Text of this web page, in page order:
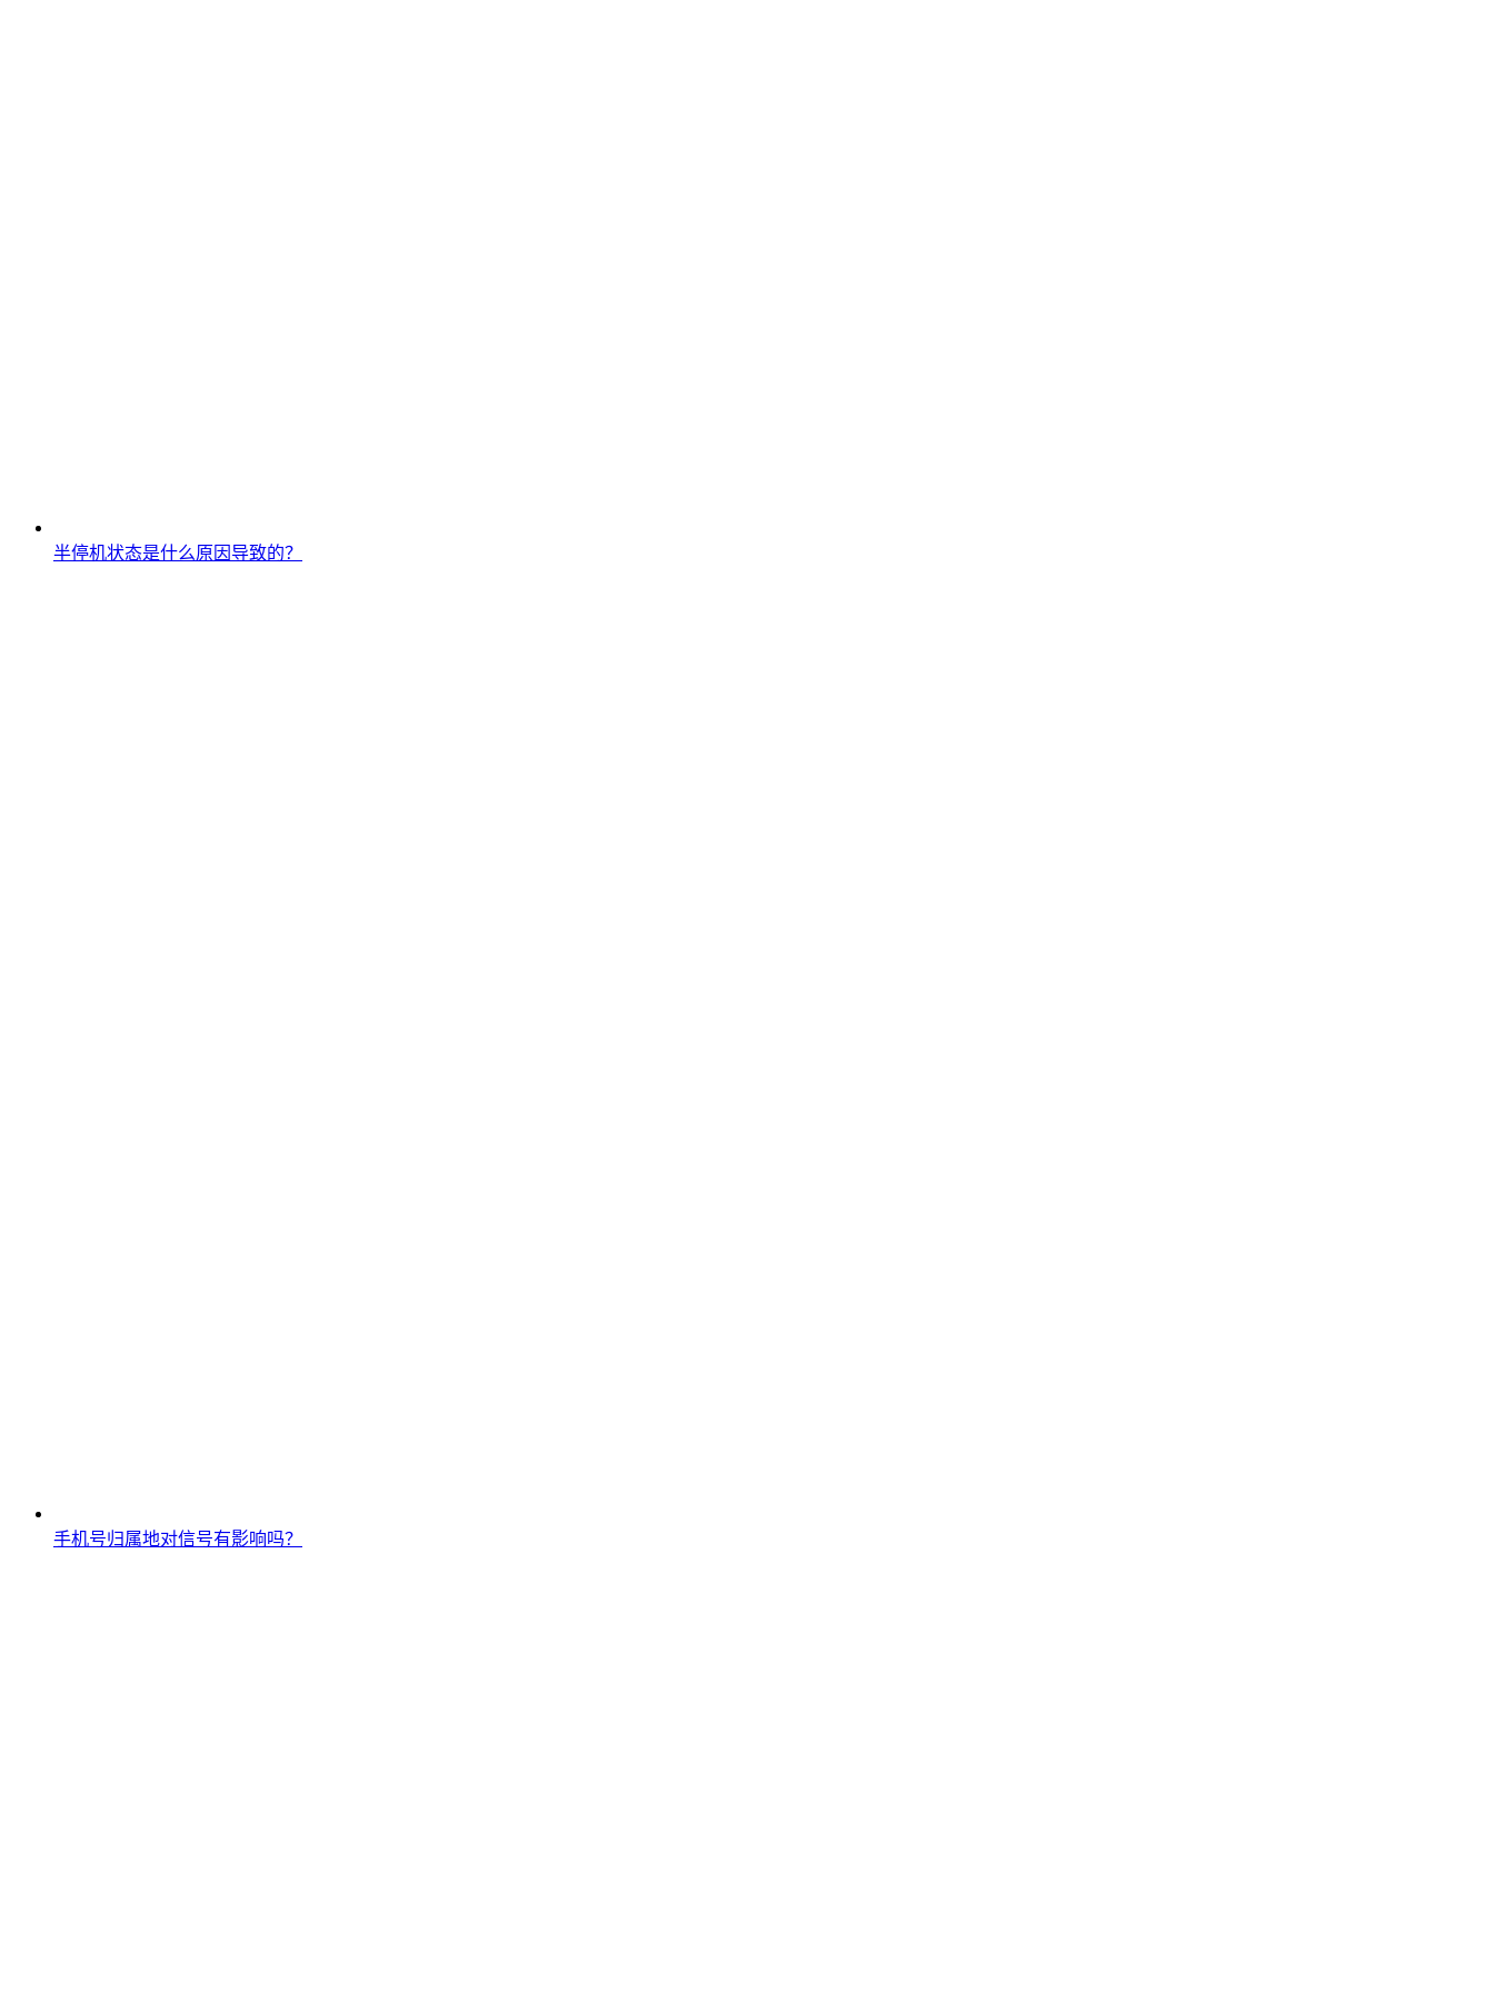
半停机状态是什么原因导致的？
手机号归属地对信号有影响吗？